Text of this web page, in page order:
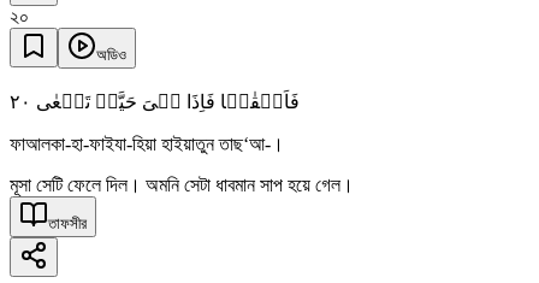
২০
অডিও
فَاَلۡقٰہَا فَاِذَا ہِیَ حَیَّۃٌ تَسۡعٰی ٢۰
ফাআলকা-হা-ফাইযা-হিয়া হাইয়াতুন তাছ‘আ-।
মূসা সেটি ফেলে দিল। অমনি সেটা ধাবমান সাপ হয়ে গেল।
তাফসীর